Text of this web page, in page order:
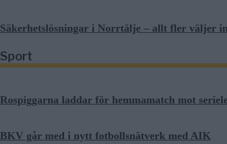
Säkerhetslösningar i Norrtälje – allt fler väljer
Sport
Rospiggarna laddar för hemmamatch mot
BKV går med i nytt fotbollsnätverk med AIK